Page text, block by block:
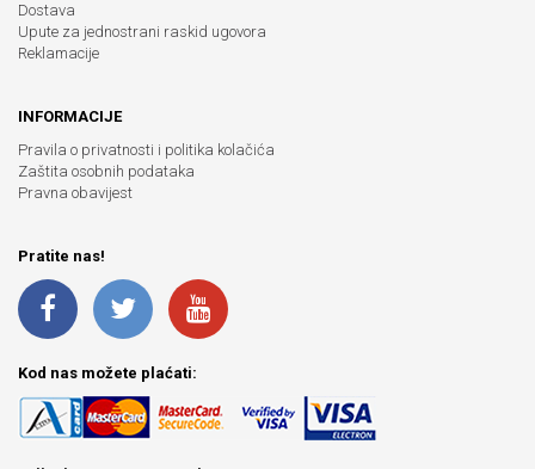
Dostava
Upute za jednostrani raskid ugovora
Reklamacije
INFORMACIJE
Pravila o privatnosti i politika kolačića
Zaštita osobnih podataka
Pravna obavijest
Pratite nas!
Kod nas možete plaćati: